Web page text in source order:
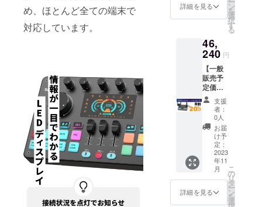
め、ほとんど全ての端末で
対応しています。
ご注文
状況、
給状
況、製
造工程
上の都
合等に
より出
荷時期
が遅れ
る場合
があり
ます。
した場
販売予
定価格
より下
がる可
能性も
ござい
ます。
※デザイ
ン・仕
様は変
更にな
る可能
性もご
ざいま
す。ご
ださ
い。 ※
ル×1 ・
ショッ
クマウ
ント×1
・マイ
ク
フォー
ムカ
バー×1
・ヘッ
ドホン
様のご
支援に
より量
産効率
が向上
した場
体×1 ・
3.5mm
オー
ケーブ
ル×2 ・
USB-C
データ/
充電
ケーブ
ル×2 ・
フック&
ループ
×5 ・
STU1+1
マイク
×1 ・
XLR-
XLR
ケーブ
ル×1 ・
詳細を見る ン
を
選
択
す
る
46,
240 円
【一般
販売予
定価格
57,800
円の
20%オ
フ】(税
込・送
料無料)
Comma
nder
M1 本
体×1 ・
3.5mm
支援
者：
0人
お届
け予
定：
2023
年11
月
詳細を見る
こ
の
リ
タ
ー
ン
を
選